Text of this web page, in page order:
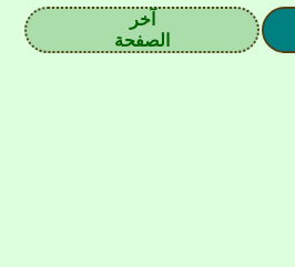
آخر
الصفحة